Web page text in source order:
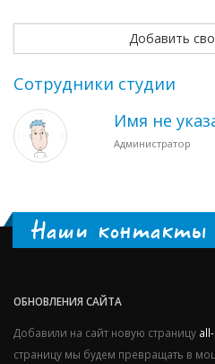
Добавить
Сотрудники студии
Имя не
Администратор
Наши контакты
ОБНОВЛЕНИЯ САЙТА
Добавили на сайт новую страницу
страницу мы будем превращать в